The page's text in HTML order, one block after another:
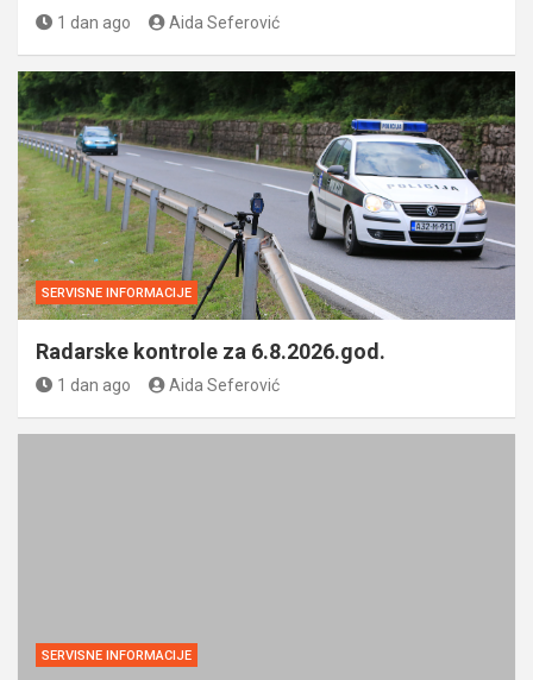
1 dan ago Aida Seferović
SERVISNE INFORMACIJE
Radarske kontrole za 6.8.2026.god.
1 dan ago Aida Seferović
SERVISNE INFORMACIJE